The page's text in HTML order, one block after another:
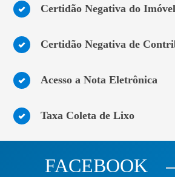
Certidão Negativa do Imóvel
Certidão Negativa de
Acesso a Nota Eletrônica
Taxa Coleta de Lixo
FACEBOOK